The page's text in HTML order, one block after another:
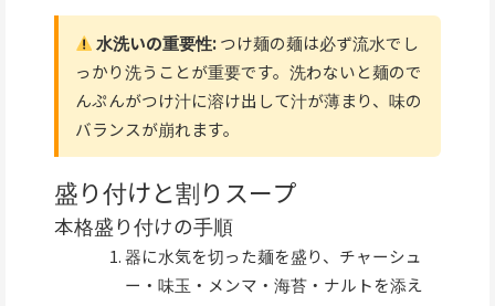
水洗いの重要性:つけ麺の麺は必ず流水でし
っかり洗うことが重要です。洗わないと麺ので
んぷんがつけ汁に溶け出して汁が薄まり、味の
バランスが崩れます。
盛り付けと割りスープ
本格盛り付けの手順
器に水気を切った麺を盛り、チャーシュ
ー・味玉・メンマ・海苔・ナルトを添え